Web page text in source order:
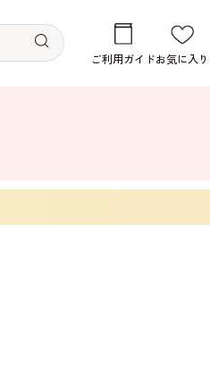
ご利用ガイドお気に入り